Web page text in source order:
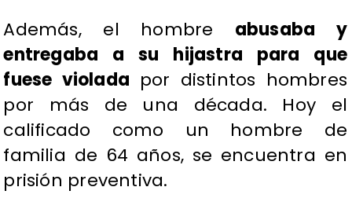
Además, el hombre abusaba y
entregaba a su hijastra para que
fuese violada por distintos hombres
por más de una década. Hoy el
calificado como un hombre de
familia de 64 años, se encuentra en
prisión preventiva.